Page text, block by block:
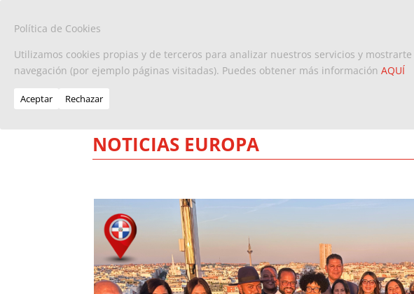
NOTICIAS EUROPA
Política de Cookies
Utilizamos cookies propias y de terceros para analizar nuestros servicios y
navegación (por ejemplo páginas visitadas). Puedes obtener más información AQUÍ
Aceptar Rechazar